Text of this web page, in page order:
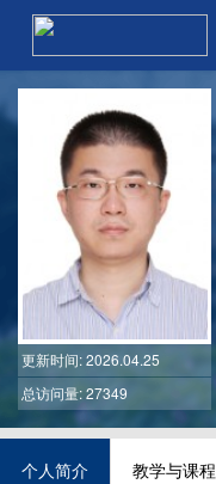
更新时间: 2026.04.25
总访问量: 27349
个人简介 教学与课程